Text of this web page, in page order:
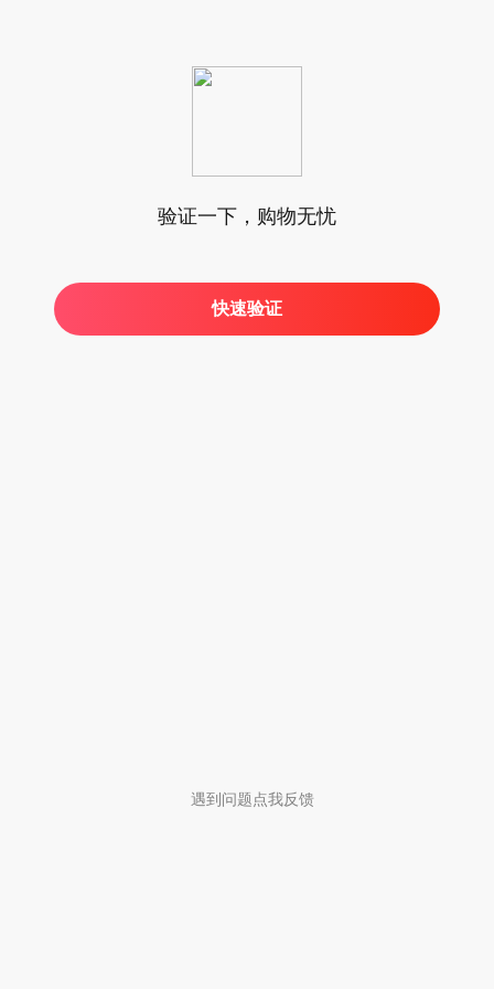
验证一下，购物无忧
快速验证
遇到问题点我反馈